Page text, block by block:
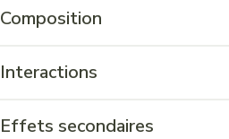
Composition
Interactions
Effets secondaires